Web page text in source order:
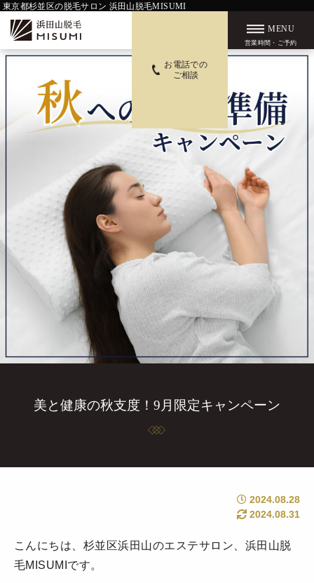
東京都杉並区の脱毛サロン 浜田山脱毛MISUMI
お電話での
ご相談
MENU
営業時間・ご予約
美と健康の秋支度！9月限定キャンペーン
2024.08.28
2024.08.31
こんにちは、杉並区浜田山のエステサロン、浜田山脱
毛MISUMIです。